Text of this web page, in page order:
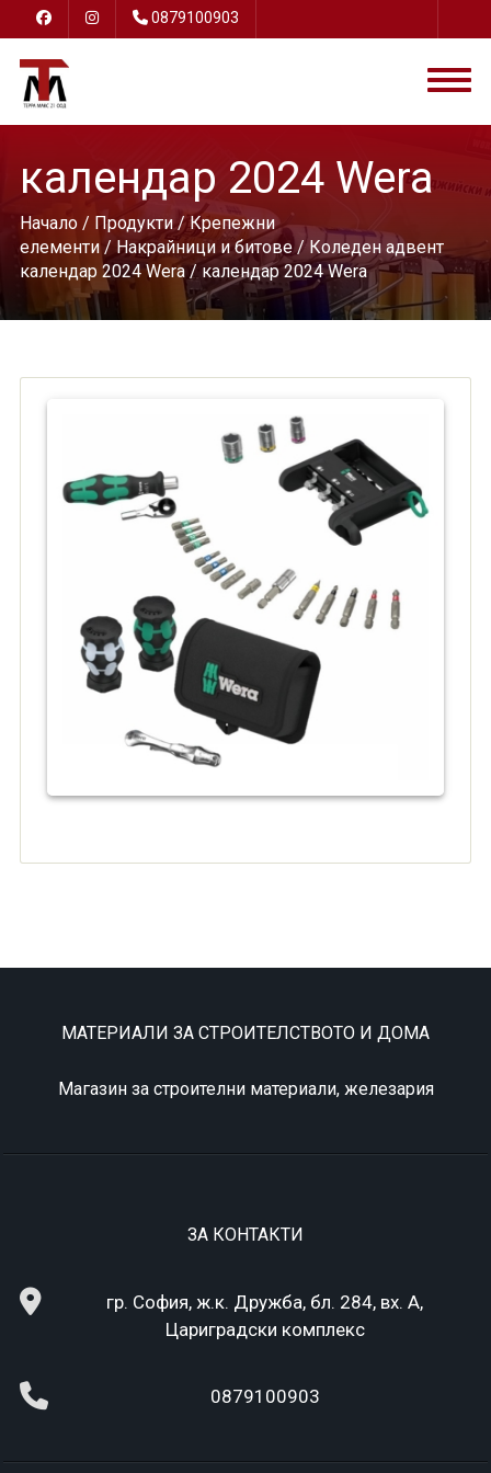
0879100903
календар 2024 Wera
Начало/ Продукти/Крепежни
елементи/Накрайници и битове/Коледен адвент
календар 2024 Wera/ календар 2024 Wera
МАТЕРИАЛИ ЗА СТРОИТЕЛСТВОТО И ДОМА
Магазин за строителни материали, железария
ЗА КОНТАКТИ
гр. София, ж.к. Дружба, бл. 284, вх. А,
Цариградски комплекс
0879100903